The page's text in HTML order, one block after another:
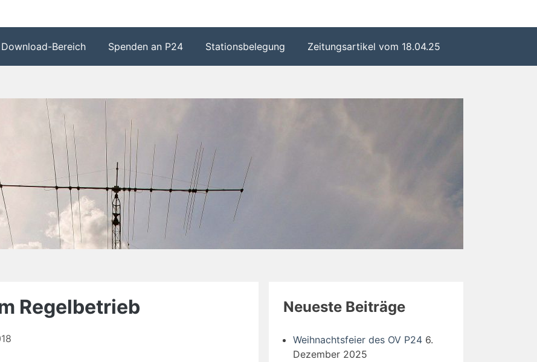
Download-Bereich Spenden an P24 Stationsbelegung Zeitungsartikel vom 18.04.25
Regelbetrieb Neueste Beiträge
Weihnachtsfeier des OV P24 6.
Dezember 2025